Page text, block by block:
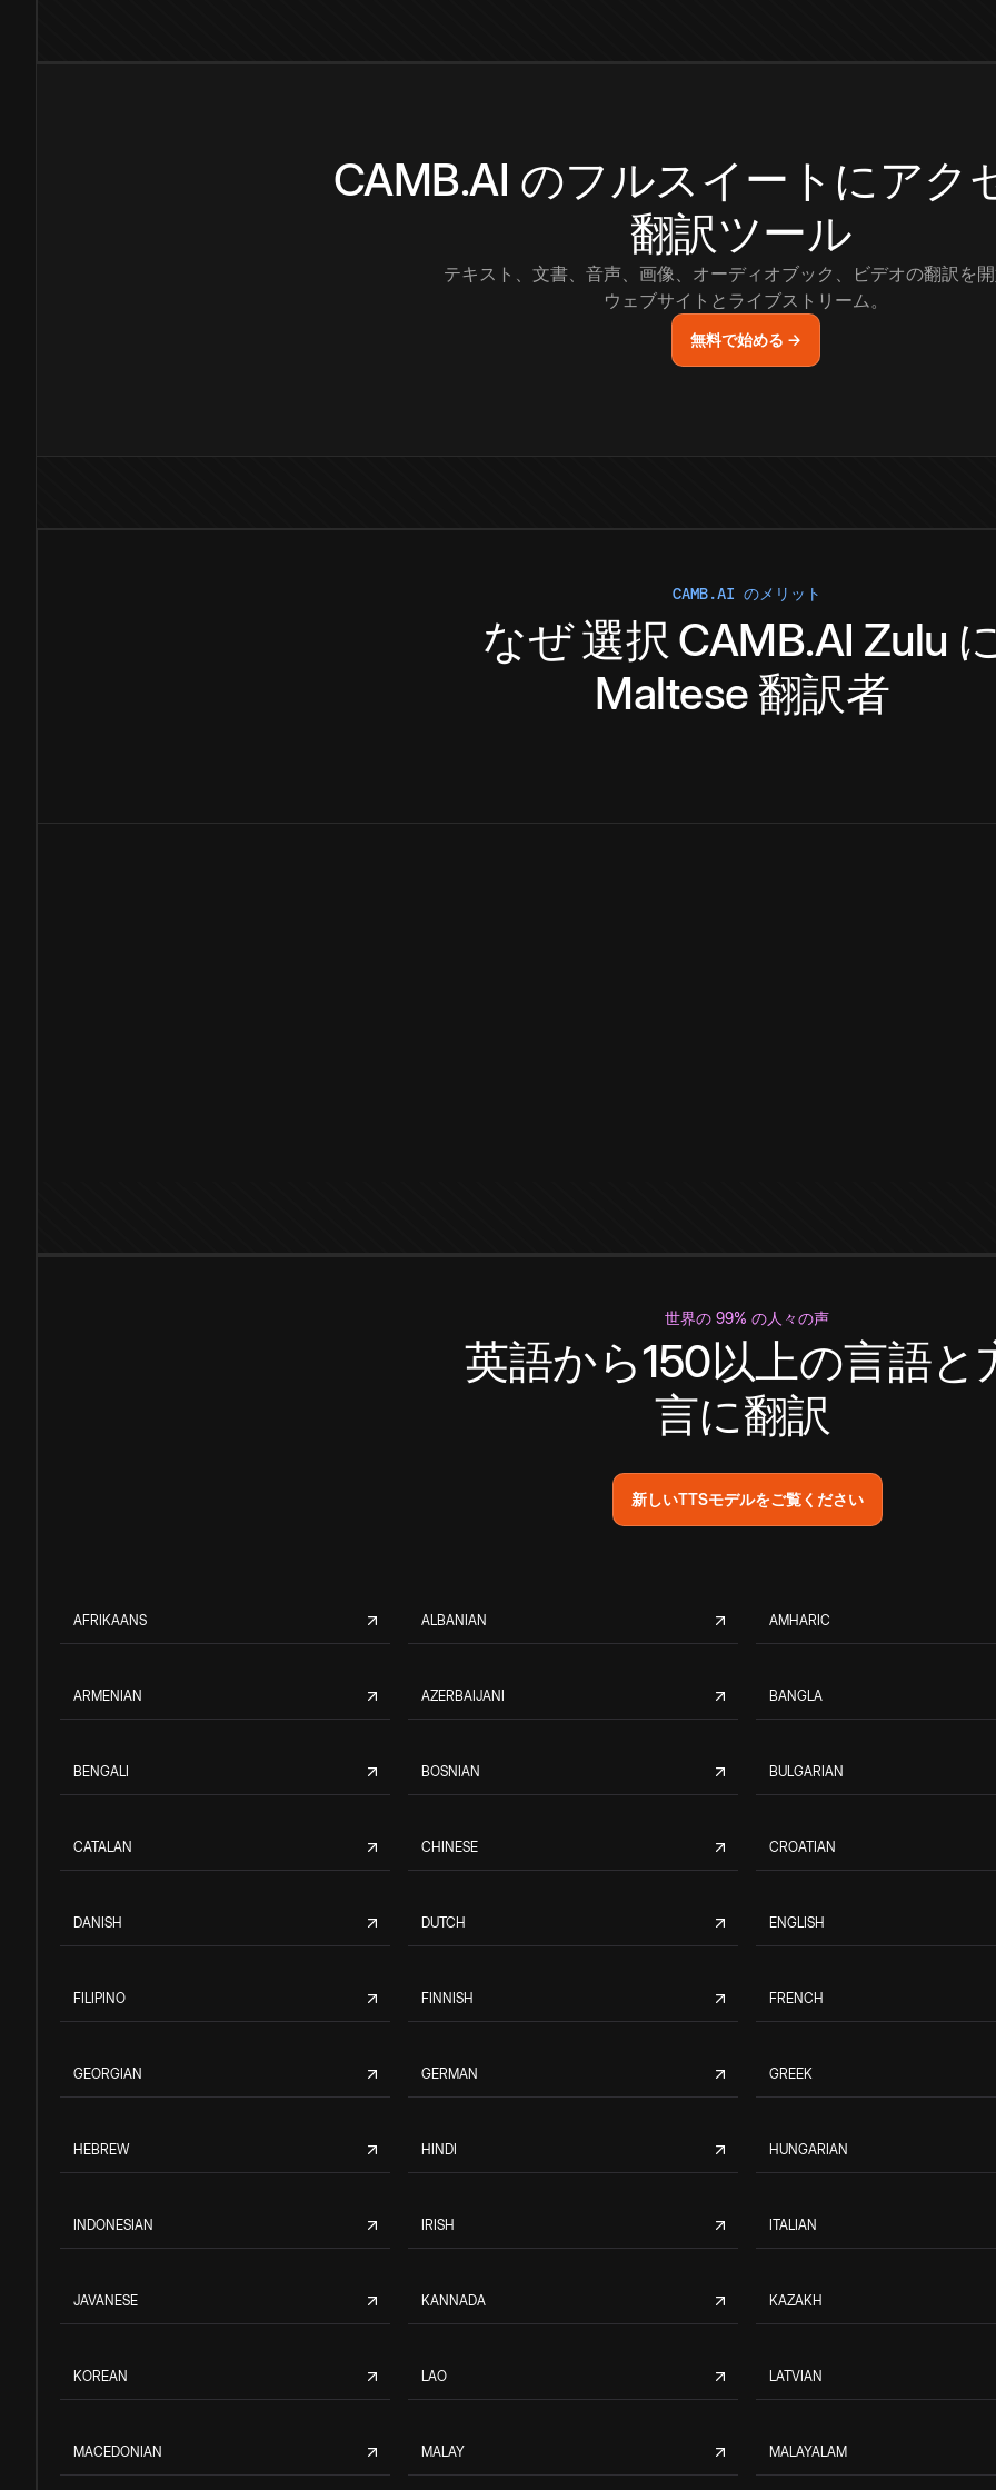
CAMB.AI のフルスイートにアク
翻訳ツール
テキスト、文書、音声、画像、オーディオブック、ビデオの翻訳を
ウェブサイトとライブストリーム。
無料で始める →
CAMB.AI のメリット
なぜ選択 CAMB.AI Zulu
Maltese 翻訳者
世界の 99% の人々の声
英語から150以上の言語と
言に翻訳
新しいTTSモデルをご覧ください
AFRIKAANS ALBANIAN AMHARIC
ARMENIAN AZERBAIJANI BANGLA
BENGALI BOSNIAN BULGARIAN
CATALAN CHINESE CROATIAN
DANISH DUTCH ENGLISH
FILIPINO FINNISH FRENCH
GEORGIAN GERMAN GREEK
HEBREW HINDI HUNGARIAN
INDONESIAN IRISH ITALIAN
JAVANESE KANNADA KAZAKH
KOREAN LAO LATVIAN
MACEDONIAN MALAY MALAYALAM